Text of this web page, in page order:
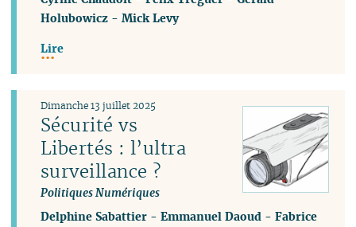
Holubowicz -Mick Levy
Lire
Sécurité vs
Libertés : l’ultra
surveillance ?
Politiques Numériques
Dimanche 13 juillet 2025
Delphine Sabattier -Emmanuel Daoud -Fabrice